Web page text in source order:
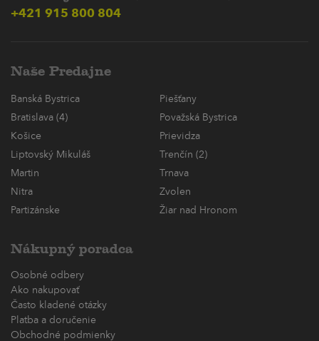
+421 915 800 804
Naše Predajne
Banská Bystrica
Piešťany
Bratislava (4)
Považská Bystrica
Košice
Prievidza
Liptovský Mikuláš
Trenčín (2)
Martin
Trnava
Nitra
Zvolen
Partizánske
Žiar nad Hronom
Nákupný poradca
Osobné odbery
Ako nakupovať
Často kladené otázky
Platba a doručenie
Obchodné podmienky